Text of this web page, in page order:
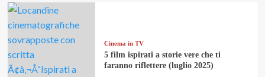
Cinema in TV
5 film ispirati a storie vere che ti
faranno riflettere (luglio 2025)